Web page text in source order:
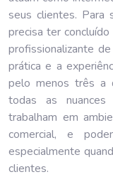
seus clientes. Para
precisa ter
profissionalizante
prática e a
pelo menos três a
todas as
trabalham em
comercial, e
especialmente
clientes.